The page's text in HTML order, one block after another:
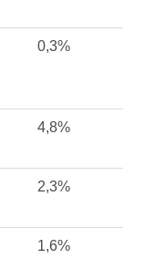
0,3%
4,8%
2,3%
1,6%